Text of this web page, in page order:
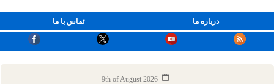
تماس با ما درباره ما
9th of August 2026